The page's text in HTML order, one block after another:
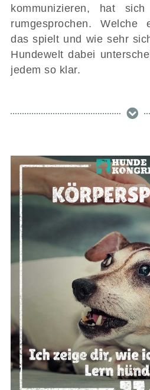
kommunizieren, hat
rumgesprochen. Welche
das spielt und wie sehr
Hundewelt dabei
jedem so klar.